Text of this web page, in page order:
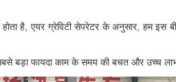
है, एयर ग्रेविटी सेपरेटर के अनुसार, हम
बड़ा फायदा काम के समय की बचत और उच्च लाभ